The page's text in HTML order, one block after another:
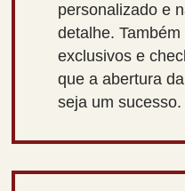
personalizado e
detalhe.
exclusivos e
que a abertura
seja um sucesso.